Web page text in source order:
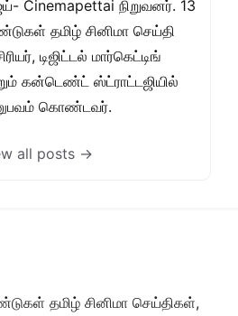
Cinemapettai நிறுவனர். 13
தமிழ் சினிமா செய்தி
டிஜிட்டல் மார்கெட்டிங்
கன்டெண்ட் ஸ்ட்ராட்டஜியில்
கொண்டவர்.
all posts →
தமிழ் சினிமா செய்திகள்,